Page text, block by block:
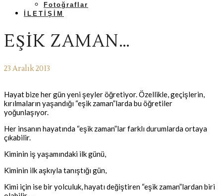
Fotoğraflar
İLETIŞIM
EŞIK ZAMAN…
23 Aralık 2013
Hayat bize her gün yeni şeyler öğretiyor. Özellikle, geçişlerin,
kırılmaların yaşandığı “eşik zaman”larda bu öğretiler
yoğunlaşıyor.
Her insanın hayatında “eşik zaman”lar farklı durumlarda ortaya
çıkabilir.
Kiminin iş yaşamındaki ilk günü,
Kiminin ilk aşkıyla tanıştığı gün,
Kimi için ise bir yolculuk, hayatı değiştiren “eşik zaman”lardan biri